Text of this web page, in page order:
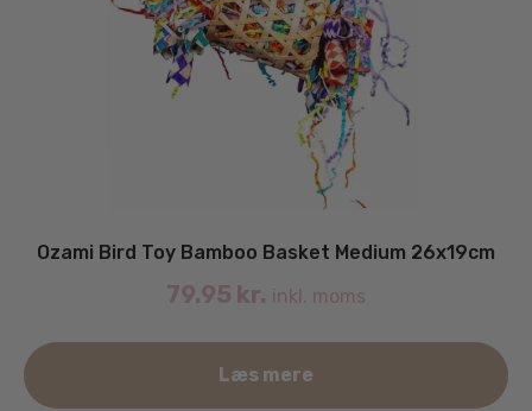
Ozami Bird Toy Bamboo Basket Medium 26x19cm
79.95 kr. inkl. moms
Læs mere